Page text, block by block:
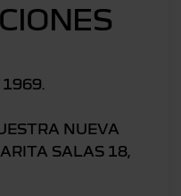
NUEVA
SALAS 18,